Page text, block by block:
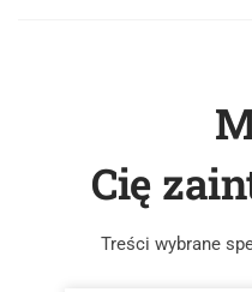
Cię
Treści wybrane